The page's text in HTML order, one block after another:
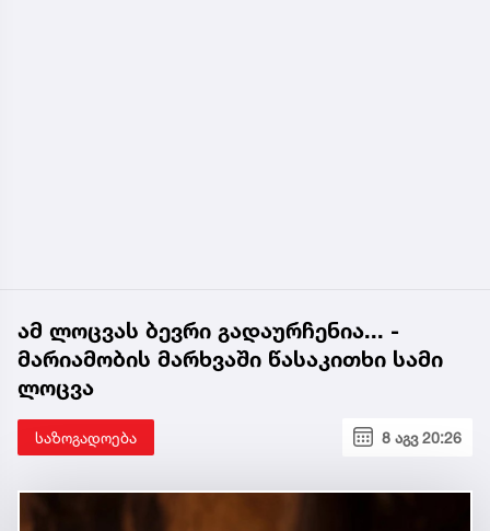
ამ ლოცვას ბევრი გადაურჩენია... -
მარიამობის მარხვაში წასაკითხი სამი
ლოცვა
საზოგადოება 8 აგვ 20:26